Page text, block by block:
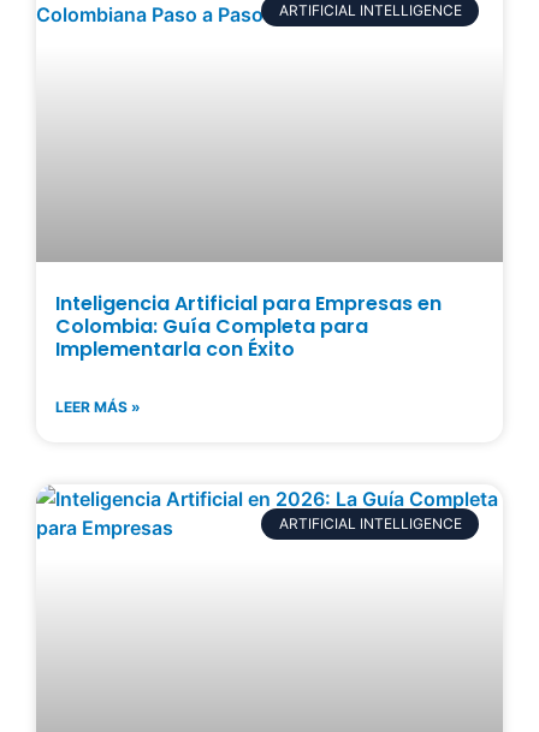
ARTIFICIAL INTELLIGENCE
Inteligencia Artificial para Empresas en
Colombia: Guía Completa para
Implementarla con Éxito
LEER MÁS »
ARTIFICIAL INTELLIGENCE